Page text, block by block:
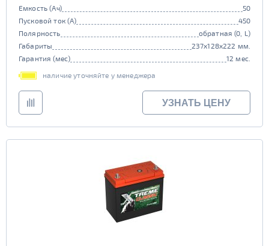
Емкость (Ач)
50
Пусковой ток (А)
450
Полярность
обратная (0, L)
Габариты
237x128x222 мм.
Гарантия (мес)
12 мес.
наличие уточняйте у менеджера
УЗНАТЬ ЦЕНУ